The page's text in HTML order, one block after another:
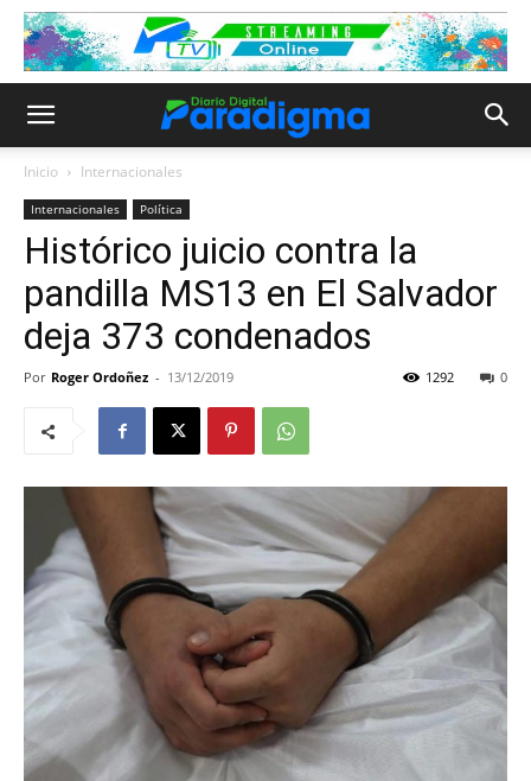
Inicio Internacionales
Internacionales Política
Histórico juicio contra la
pandilla MS13 en El Salvador
deja 373 condenados
Por Roger Ordoñez - 13/12/2019 0
1292